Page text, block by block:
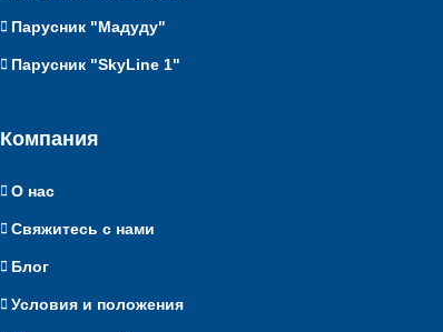
Парусник "Мадуду"
Парусник "SkyLine 1"
Компания
О нас
Свяжитесь с нами
Блог
Условия и положения